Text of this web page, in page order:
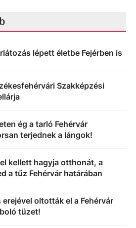
lépett életbe Fejérben is
Szakképzési
ég a tarló Fehérvár
terjednek a lángok!
kellett hagyja otthonát, a
a tűz Fehérvár határában
oltották el a Fehérvár
tüzet!